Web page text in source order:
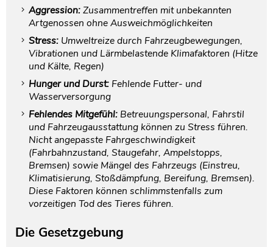
Aggression:Zusammentreffen mit unbekannten
Artgenossen ohne Ausweichmöglichkeiten
Stress:Umweltreize durch Fahrzeugbewegungen,
Vibrationen und Lärmbelastende Klimafaktoren (Hitze
und Kälte, Regen)
Hunger und Durst:Fehlende Futter- und
Wasserversorgung
Fehlendes Mitgefühl:Betreuungspersonal, Fahrstil
und Fahrzeugausstattung können zu Stress führen.
Nicht angepasste Fahrgeschwindigkeit
(Fahrbahnzustand, Staugefahr, Ampelstopps,
Bremsen) sowie Mängel des Fahrzeugs (Einstreu,
Klimatisierung, Stoßdämpfung, Bereifung, Bremsen).
Diese Faktoren können schlimmstenfalls zum
vorzeitigen Tod des Tieres führen.
Die Gesetzgebung